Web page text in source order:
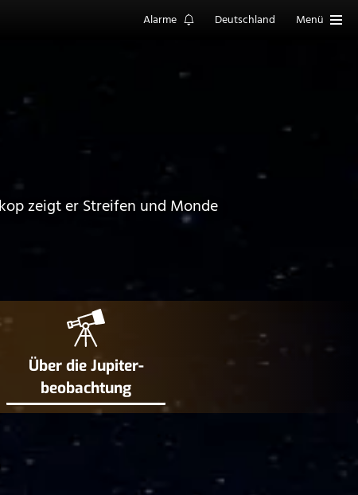
Alarme Deutschland Menü
zeigt er Streifen und Monde
Über die Jupiter­
beobachtung